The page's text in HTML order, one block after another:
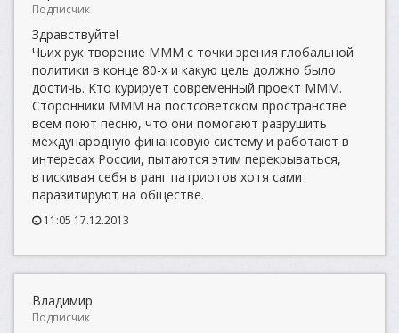
Подписчик
Здравствуйте!
Чьих рук творение МММ с точки зрения глобальной
политики в конце 80-х и какую цель должно было
достичь. Кто курирует современный проект МММ.
Сторонники МММ на постсоветском пространстве
всем поют песню, что они помогают разрушить
международную финансовую систему и работают в
интересах России, пытаются этим перекрываться,
втискивая себя в ранг патриотов хотя сами
паразитируют на обществе.
11:05 17.12.2013
Владимир
Подписчик